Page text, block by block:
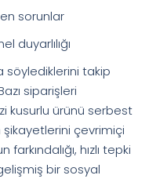
sorunlar
duyarlılığı
söylediklerini takip
siparişleri
kusurlu ürünü serbest
şikayetlerini çevrimiçi
farkındalığı, hızlı tepki
bir sosyal